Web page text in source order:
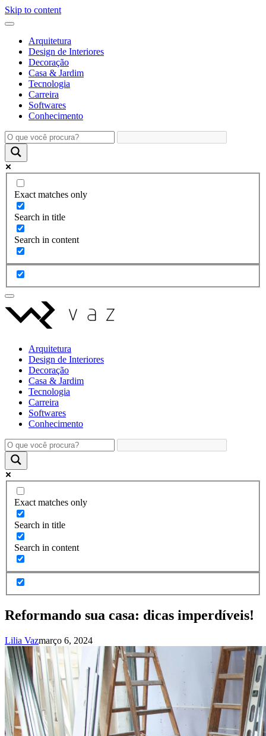
Skip to content
Arquitetura
Design de Interiores
Decoração
Casa & Jardim
Tecnologia
Carreira
Softwares
Conhecimento
Exact matches only
Search in title
Search in content
Arquitetura
Design de Interiores
Decoração
Casa & Jardim
Tecnologia
Carreira
Softwares
Conhecimento
Exact matches only
Search in title
Search in content
Reformando sua casa: dicas imperdíveis!
Lilia Vazmarço 6, 2024